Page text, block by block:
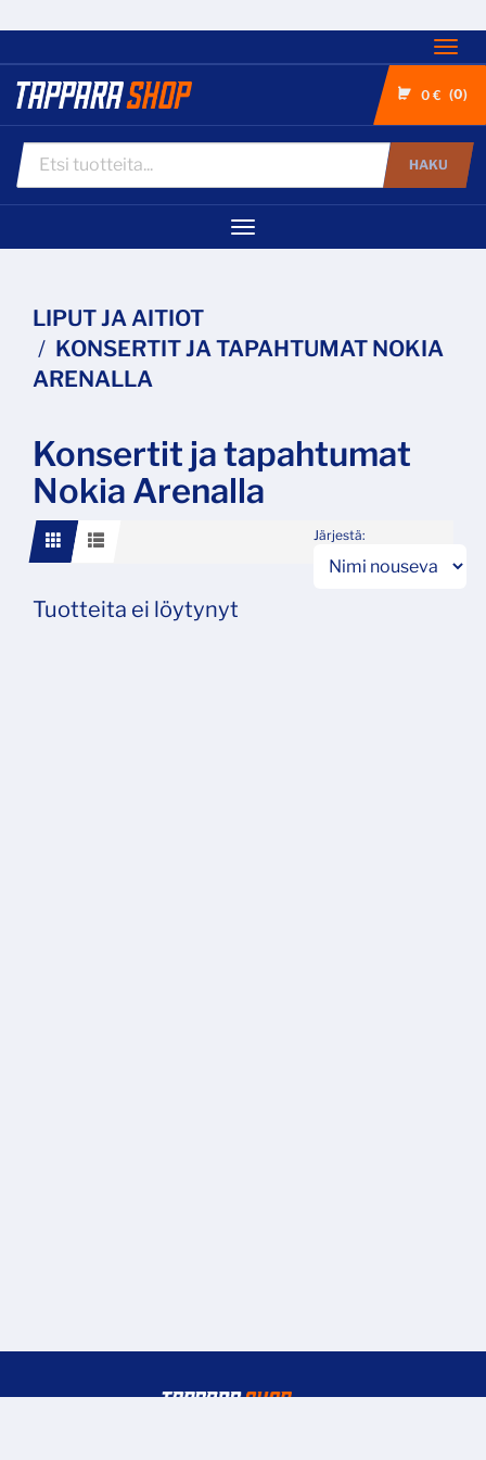
0 € 0
HAKU
Navigaatio
LIPUT JA AITIOT
KONSERTIT JA TAPAHTUMAT NOKIA
ARENALLA
Konsertit ja tapahtumat
Nokia Arenalla
Järjestä:
Tuotteita ei löytynyt